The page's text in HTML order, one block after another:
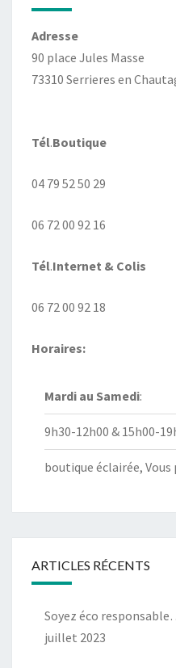
Adresse
90 place Jules Masse
73310 Serrieres en
Tél.Boutique
04 79 52 50 29
06 72 00 92 16
Tél.Internet & Colis
06 72 00 92 18
Horaires:
Mardi au Samedi:
9h30-12h00 & 15h00-
boutique éclairée, Vous
ARTICLES RÉCENTS
Soyez éco
juillet 2023